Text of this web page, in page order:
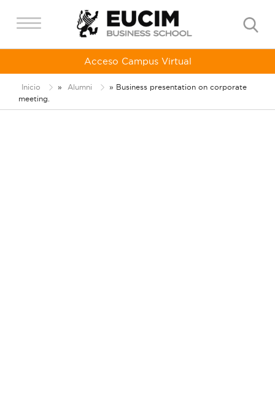
Acceso Campus Virtual
Inicio » Alumni » Business presentation on corporate
meeting.